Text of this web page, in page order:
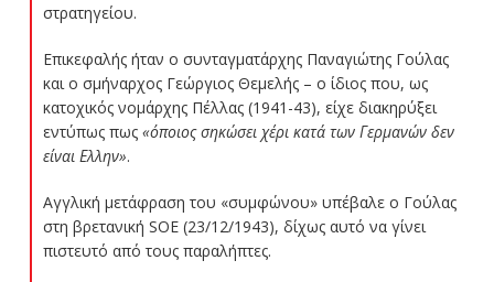
στρατηγείου.
Επικεφαλής ήταν ο συνταγματάρχης Παναγιώτης Γούλας
και ο σμήναρχος Γεώργιος Θεμελής – ο ίδιος που, ως
κατοχικός νομάρχης Πέλλας (1941-43), είχε διακηρύξει
εντύπως πως «όποιος σηκώσει χέρι κατά των Γερμανών δεν
είναι Ελλην».
Αγγλική μετάφραση του «συμφώνου» υπέβαλε ο Γούλας
στη βρετανική SOE (23/12/1943), δίχως αυτό να γίνει
πιστευτό από τους παραλήπτες.